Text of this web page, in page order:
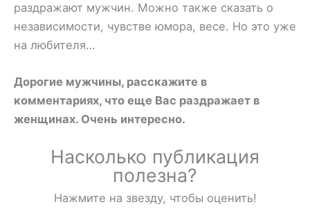
раздражают мужчин. Можно также сказать о
независимости, чувстве юмора, весе. Но это уже
на любителя…
Дорогие мужчины, расскажите в
комментариях, что еще Вас раздражает в
женщинах. Очень интересно.
Насколько публикация
полезна?
Нажмите на звезду, чтобы оценить!